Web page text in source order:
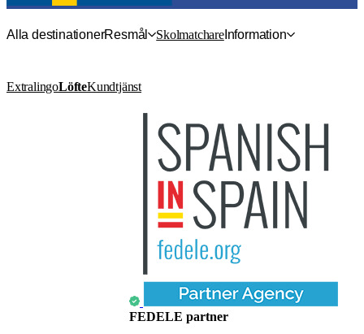
Alla destinationerResmål SkolmatchareInformation
ExtralingoLöfteKundtjänst
FEDELE partner